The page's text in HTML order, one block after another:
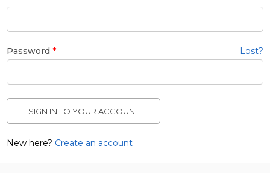
Password * Lost?
New here? Create an account